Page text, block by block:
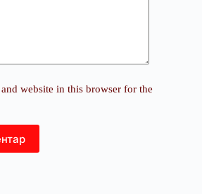
website in this browser for the